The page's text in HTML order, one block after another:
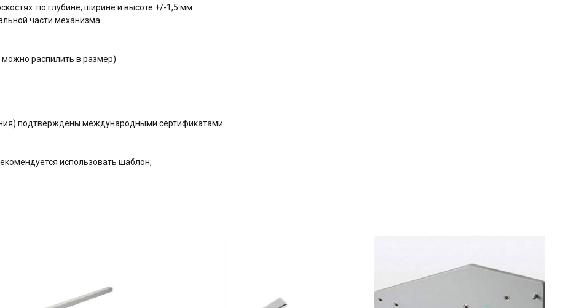
по глубине, ширине и высоте +/-1,5 мм
части механизма
распилить в размер)
подтверждены международными сертификатами
использовать шаблон;